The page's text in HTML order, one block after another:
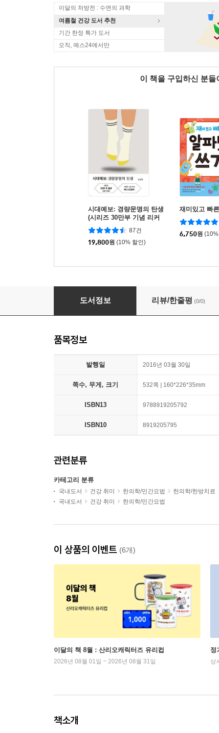
이달의 처방전 : 수면의 과학
여름철 건강 도서 추천
기간 한정 특가 도서
오직, 예스24에서만
이 책을 구입하신 분
시대예보: 경량문명의 탄생
(시리즈 30만부 기념 리커
버 한정판)
87건
19,800원 (10% 할인)
재미있고 빠
6,750원
신재용의 TV 동의보감
도서정보 리뷰/한줄평 (0/0)
품목정보
발행일 2016년 03월 30일
쪽수, 무게, 크기 532쪽 | 160*226*35mm
ISBN13 9788919205792
ISBN10 8919205795
관련분류
카테고리 분류
국내도서 건강 취미 한의학/민간요법
한의학/한방치료
국내도서
건강 취미 한의학/민간요법
이 상품의 이벤트 (6개)
이달의 책 8월 : 산리오캐릭터즈 유리컵
2026년 08월 01일 ~ 2026년 08월 31일
정
상
책소개